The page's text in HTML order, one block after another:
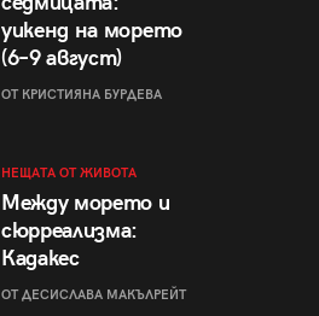
уикенд на морето
(6–9 август)
ОТ КРИСТИЯНА БУРДЕВА
НЕЩАТА ОТ ЖИВОТА
Между морето и
сюрреализма:
Кадакес
ОТ ДЕСИСЛАВА МАКЪЛРЕЙТ